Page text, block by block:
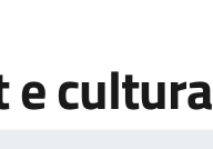
e cultura